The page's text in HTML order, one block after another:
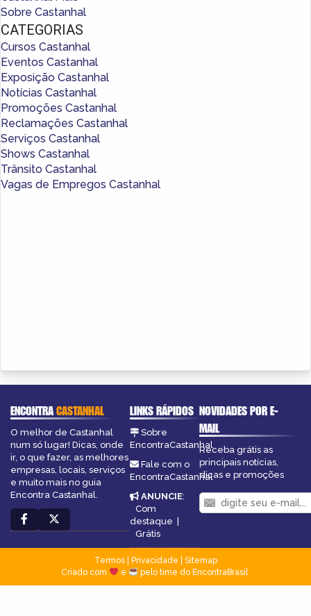
Sobre Castanhal
CATEGORIAS
Cursos Castanhal
Eventos Castanhal
Exposição Castanhal
Notícias Castanhal
Promoções Castanhal
Reclamações Castanhal
Serviços Castanhal
Shows Castanhal
Trânsito Castanhal
Vagas de Empregos Castanhal
ENCONTRACASTANHAL
O melhor de Castanhal
num só lugar! Dicas, onde
ir, o que fazer, as melhores
empresas, locais, serviços
e muito mais no guia
Encontra Castanhal.
LINKS RÁPIDOS
Sobre
EncontraCastanhal
Fale com o
EncontraCastanhal
ANUNCIE:
Com
destaque
Grátis
NOVIDADES POR E-
MAIL
Receba grátis as
principais notícias,
dicas e promoções
Termos| Privacidade
Sitemap
Criado com
e pelo time do EncontraBrasil